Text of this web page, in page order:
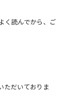
く読んでから、ご
ただいておりま